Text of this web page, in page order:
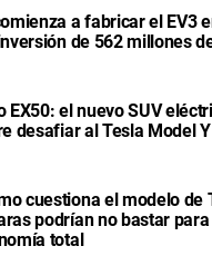
a fabricar el EV3
de 562 millones
EX50: el nuevo SUV
desafiar al Tesla Model Y
cuestiona el modelo de
podrían no bastar
total